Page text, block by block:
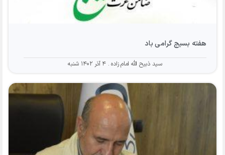
هفته بسیج گرامی باد
سید ذبیح الله امام زاده ۴ آذر ۱۴۰۲ شنبه